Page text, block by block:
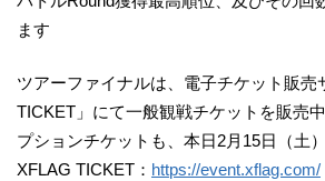
ます
ツアーファイナルは、電子チケット販売
TICKET」にて一般観戦チケットを販売
プションチケットも、本日2月15日（土
XFLAG TICKET： https://event.xflag.com/